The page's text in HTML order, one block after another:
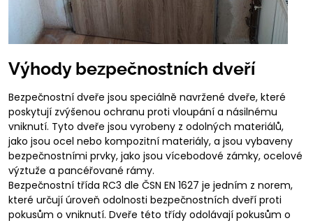
Výhody bezpečnostních dveří
Bezpečnostní dveře jsou speciálně navržené dveře, které
poskytují zvýšenou ochranu proti vloupání a násilnému
vniknutí. Tyto dveře jsou vyrobeny z odolných materiálů,
jako jsou ocel nebo kompozitní materiály, a jsou vybaveny
bezpečnostními prvky, jako jsou vícebodové zámky, ocelové
výztuže a pancéřované rámy.
Bezpečnostní třída RC3 dle ČSN EN 1627 je jedním z norem,
které určují úroveň odolnosti bezpečnostních dveří proti
pokusům o vniknutí. Dveře této třídy odolávají pokusům o